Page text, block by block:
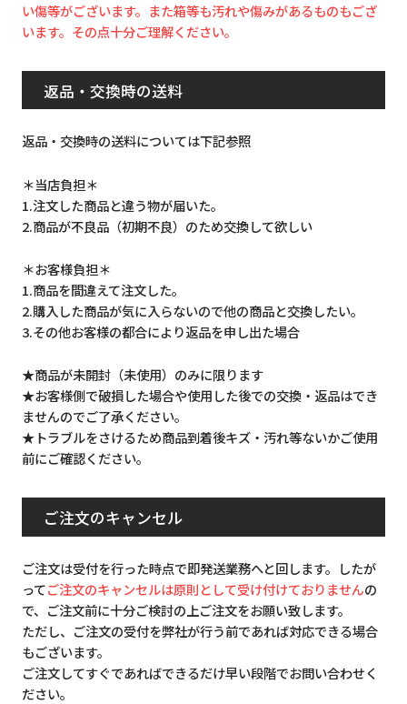
い傷等がございます。また箱等も汚れや傷みがあるものもござ
います。その点十分ご理解ください。
返品・交換時の送料
返品・交換時の送料については下記参照
＊当店負担＊
1.注文した商品と違う物が届いた。
2.商品が不良品（初期不良）のため交換して欲しい
＊お客様負担＊
1.商品を間違えて注文した。
2.購入した商品が気に入らないので他の商品と交換したい。
3.その他お客様の都合により返品を申し出た場合
★商品が未開封（未使用）のみに限ります
★お客様側で破損した場合や使用した後での交換・返品はでき
ませんのでご了承ください。
★トラブルをさけるため商品到着後キズ・汚れ等ないかご使用
前にご確認ください。
ご注文のキャンセル
ご注文は受付を行った時点で即発送業務へと回します。したが
ってご注文のキャンセルは原則として受け付けておりませんの
で、ご注文前に十分ご検討の上ご注文をお願い致します。
ただし、ご注文の受付を弊社が行う前であれば対応できる場合
もございます。
ご注文してすぐであればできるだけ早い段階でお問い合わせく
ださい。